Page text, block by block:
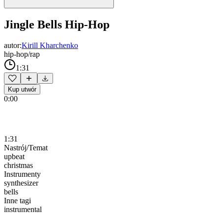
Jingle Bells Hip-Hop
autor:Kirill Kharchenko
hip-hop/rap
1:31
Kup utwór
0:00
1:31
Nastrój/Temat
upbeat
christmas
Instrumenty
synthesizer
bells
Inne tagi
instrumental